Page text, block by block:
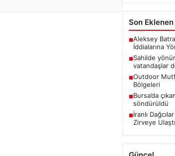
Son
■Aleksey
İddialarına
■Sahilde
vatandaşlar
■Outdoor
Bölgeleri
■Bursa’da
söndürüldü
■İranlı
Zirveye Ulaştı